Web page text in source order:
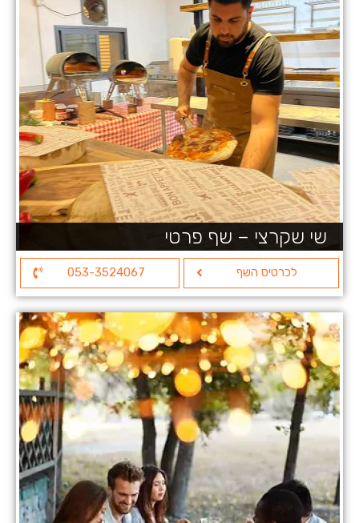
שי שקרצי – שף פרטי
לכרטיס השף 053-3524067